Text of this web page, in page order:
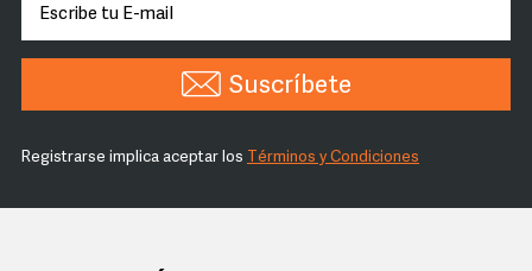
Suscríbete
Registrarse implica aceptar los Términos y Condiciones